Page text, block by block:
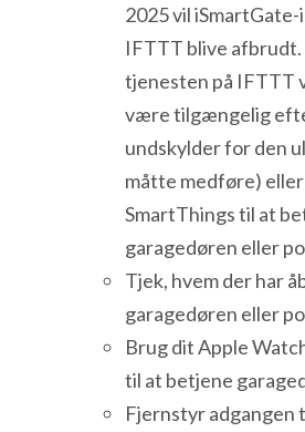
2025 vil
IFTTT blive afbrudt.
tjenesten på IFTTT
være tilgængelig
undskylder for den
måtte medføre) eller
SmartThings til at
garagedøren eller
Tjek, hvem der har
garagedøren eller
Brug dit Apple
til at betjene
Fjernstyr adgangen